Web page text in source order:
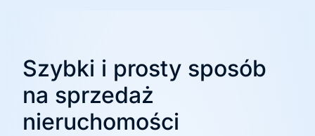
Szybki i prosty sposób
na sprzedaż
nieruchomości